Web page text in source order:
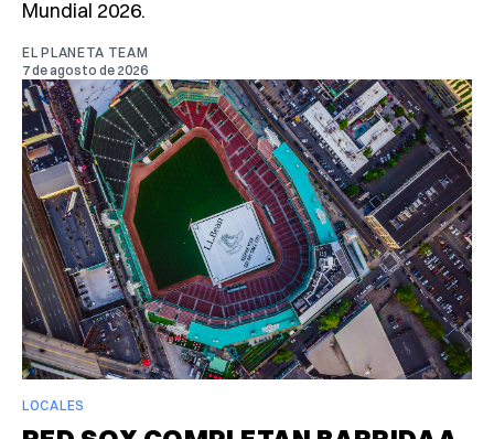
Mundial 2026.
EL PLANETA TEAM
7 de agosto de 2026
LOCALES